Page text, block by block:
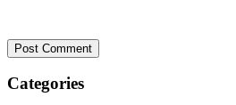
Categories